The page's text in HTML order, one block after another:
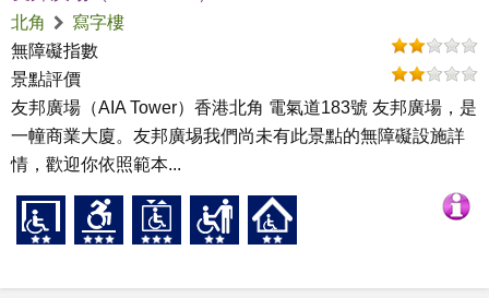
北角
寫字樓
無障礙指數
景點評價
友邦廣場（AIA Tower）香港北角 電氣道183號 友邦廣場，是
一幢商業大廈。友邦廣埸我們尚未有此景點的無障礙設施詳
情，歡迎你依照範本...